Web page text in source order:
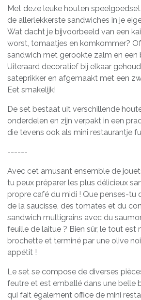
Met deze leuke houten
de allerlekkerste sandwiches in je
Wat dacht je bijvoorbeeld van een
worst, tomaatjes en komkommer?
sandwich met gerookte zalm en een
Uiteraard decoratief bij elkaar
sateprikker en afgemaakt met een
Eet smakelijk!
De set bestaat uit verschillende
onderdelen en zijn verpakt in een
die tevens ook als mini restaurantje
------
Avec cet amusant ensemble de
tu peux préparer les plus délicieux
propre café du midi ! Que penses-tu
de la saucisse, des tomates et du
sandwich multigrains avec du
feuille de laitue ? Bien sûr, le tout est
brochette et terminé par une olive
appétit !
Le set se compose de diverses
feutre et est emballé dans une belle
qui fait également office de mini